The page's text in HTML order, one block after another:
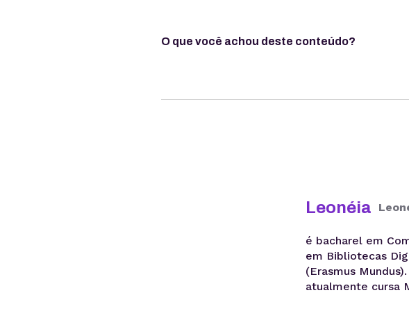
O que você achou deste conteúdo?
Leonéia
é bacharel em
em Bibliotecas
(Erasmus
atualmente cursa